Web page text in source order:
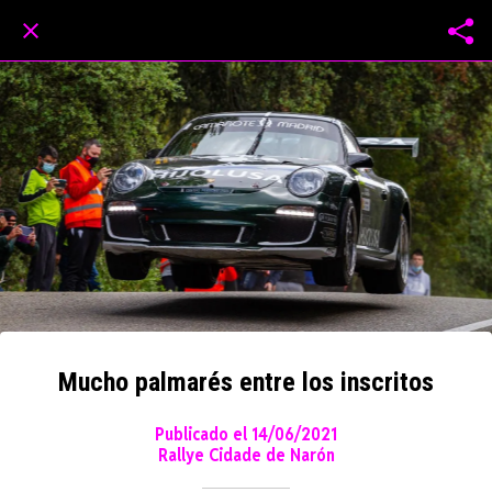
Mucho palmarés entre los inscritos
Publicado el 14/06/2021
Rallye Cidade de Narón